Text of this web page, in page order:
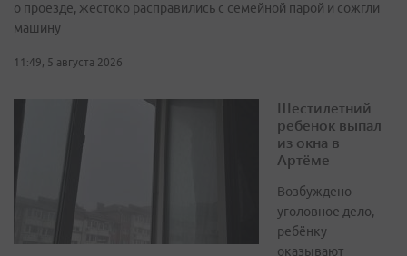
о проезде, жестоко расправились с семейной парой и сожгли
машину
11:49, 5 августа 2026
Шестилетний
ребенок выпал
из окна в
Артёме
Возбуждено
уголовное дело,
ребёнку
оказывают